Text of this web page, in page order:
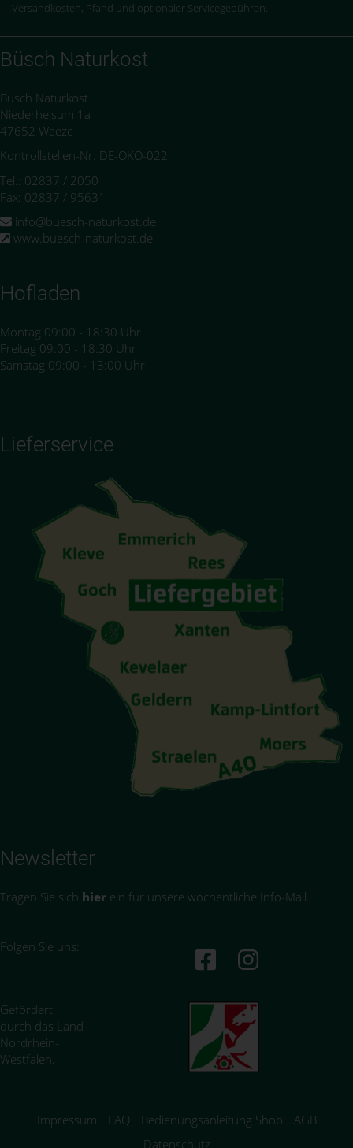
Versandkosten, Pfand und optionaler Servicegebühren.
Büsch Naturkost
Büsch Naturkost
Niederhelsum 1a
47652 Weeze
Kontrollstellen-Nr: DE-ÖKO-022
Tel.: 02837 / 2050
Fax: 02837 / 95631
info@buesch-naturkost.de
www.buesch-naturkost.de
Hofladen
Montag 09:00 - 18:30 Uhr
Freitag 09:00 - 18:30 Uhr
Samstag 09:00 - 13:00 Uhr
Lieferservice
Newsletter
Tragen Sie sich hier ein für unsere wöchentliche Info-Mail.
Folgen Sie uns:
Gefördert
durch das Land
Nordrhein-
Westfalen.
Impressum FAQ Bedienungsanleitung Shop
AGB
Datenschutz